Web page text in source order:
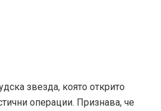
звезда, която открито
операции. Признава, че